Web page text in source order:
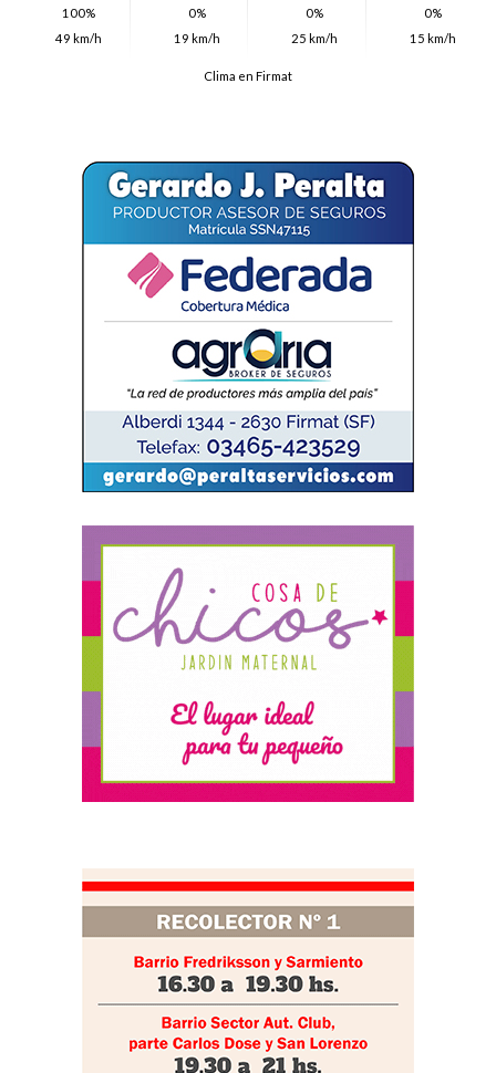
100%
49 km/h
0%
19 km/h
0%
25 km/h
0%
15 km/h
Clima en Firmat